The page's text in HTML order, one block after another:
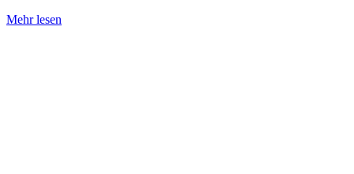
Mehr lesen